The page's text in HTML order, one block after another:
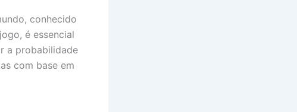
conhecido
é essencial
a probabilidade
com base em